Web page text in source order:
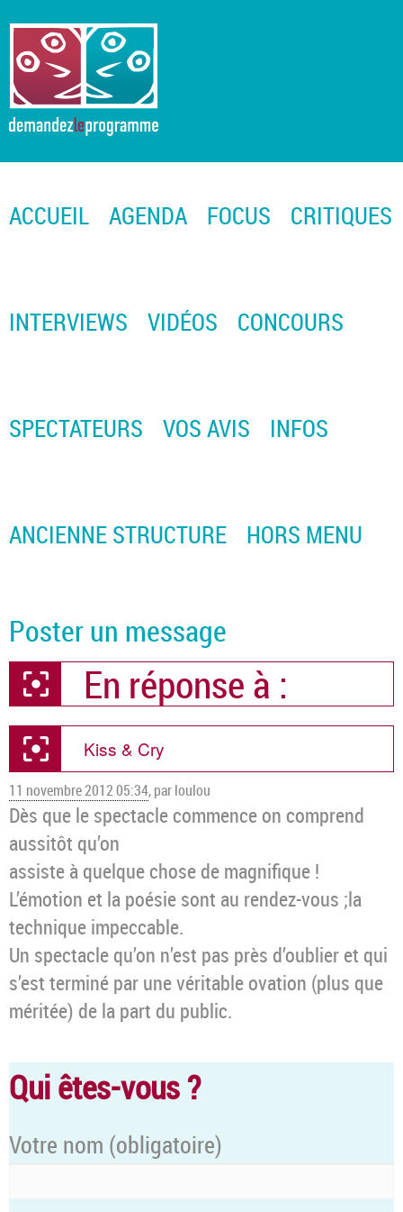
ACCUEIL AGENDA FOCUS CRITIQUES
INTERVIEWS VIDÉOS CONCOURS
SPECTATEURS VOS AVIS INFOS
ANCIENNE STRUCTURE HORS MENU
Poster un message
En réponse à :
Kiss & Cry
11 novembre 2012 05:34, par loulou
Dès que le spectacle commence on comprend
aussitôt qu’on
assiste à quelque chose de magnifique !
L’émotion et la poésie sont au rendez-vous ;la
technique impeccable.
Un spectacle qu’on n’est pas près d’oublier et qui
s’est terminé par une véritable ovation (plus que
méritée) de la part du public.
Qui êtes-vous ?
Votre nom (obligatoire)